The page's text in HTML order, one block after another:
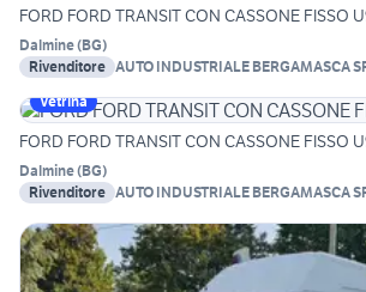
FORD FORD TRANSIT CON CASSONE FISSO
Dalmine(BG)
Rivenditore AUTO INDUSTRIALE BERGAMASCA
Vetrina
FORD FORD TRANSIT CON CASSONE FISSO
Dalmine(BG)
Rivenditore AUTO INDUSTRIALE BERGAMASCA